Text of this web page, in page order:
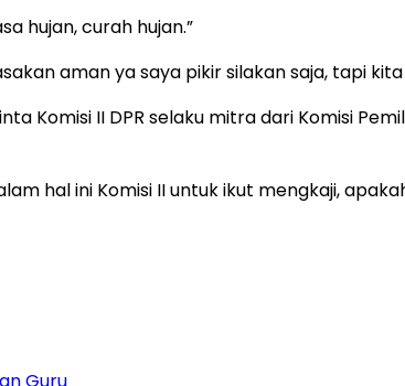
hujan, curah hujan.”
aman ya saya pikir silakan saja, tapi
Komisi II DPR selaku mitra dari Komisi
hal ini Komisi II untuk ikut mengkaji,
Guru